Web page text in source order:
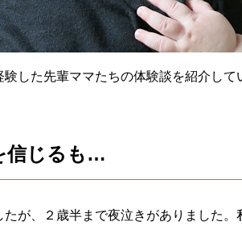
した先輩ママたちの体験談を紹介して
信じるも…
たが、２歳半まで夜泣きがありました